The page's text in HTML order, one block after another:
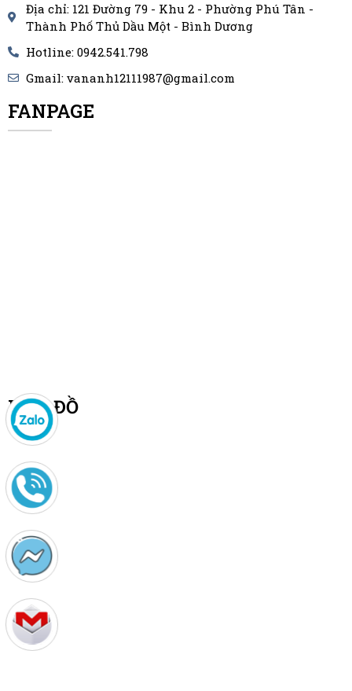
Địa chỉ: 121 Đường 79 - Khu 2 - Phường Phú Tân -
Thành Phố Thủ Dầu Một - Bình Dương
Hotline: 0942.541.798
Gmail: vananh12111987@gmail.com
FANPAGE
BẢN ĐỒ